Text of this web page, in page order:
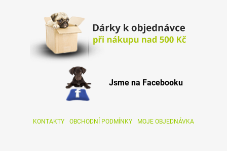
Jsme na Facebooku
KONTAKTY OBCHODNÍ PODMÍNKY MOJE OBJEDNÁVKA